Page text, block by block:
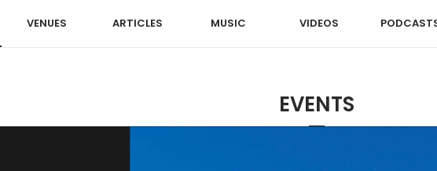
VENUES ARTICLES MUSIC VIDEOS
EVENTS